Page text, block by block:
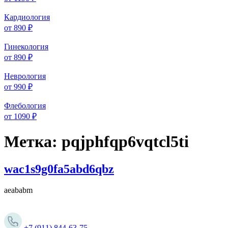
Кардиология
от 890 ₽
Гинекология
от 890 ₽
Неврология
от 990 ₽
Флебология
от 1090 ₽
Метка: pqjphfqp6vqtcl5ti
wac1s9g0fa5abd6qbz
aeababm